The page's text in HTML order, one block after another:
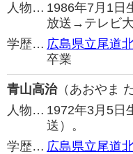
人物… 1986年7月1日
放送→テレビ
学歴… 広島県立尾道
卒業
青山高治（あおやま
人物… 1972年3月5日
送）。
学歴… 広島県立尾道